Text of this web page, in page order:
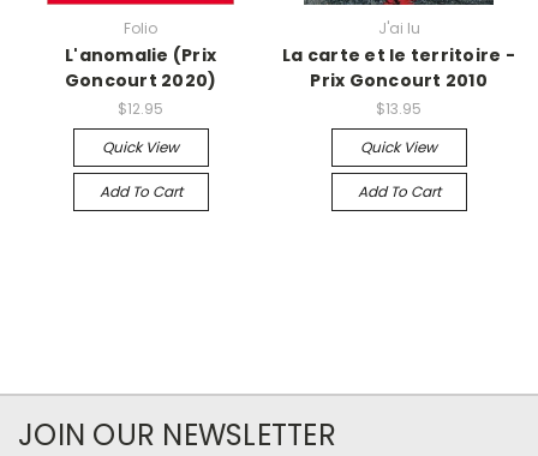
Folio
L'anomalie (Prix
Goncourt 2020)
$12.95
Quick View
Add To Cart
J'ai lu
La carte et le territoire -
Prix Goncourt 2010
$13.95
Quick View
Add To Cart
JOIN OUR NEWSLETTER